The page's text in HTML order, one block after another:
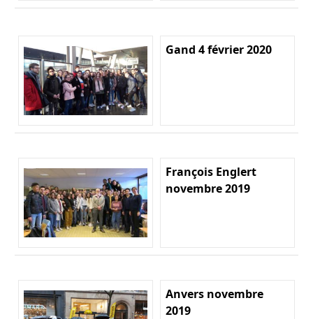
Gand 4 février 2020
François Englert
novembre 2019
Anvers novembre
2019